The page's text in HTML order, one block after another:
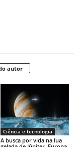
autor
Ciência e tecnologia
A busca por vida na lua